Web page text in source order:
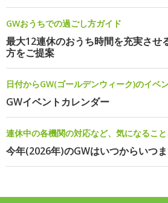
GWおうちでの過ごし方ガイド
最大12連休のおうち時間を充実させ
方をご提案
日付からGW(ゴールデンウィーク)のイベ
GWイベントカレンダー
連休中の各機関の対応など、気になるこ
今年(2026年)のGWはいつからいつ